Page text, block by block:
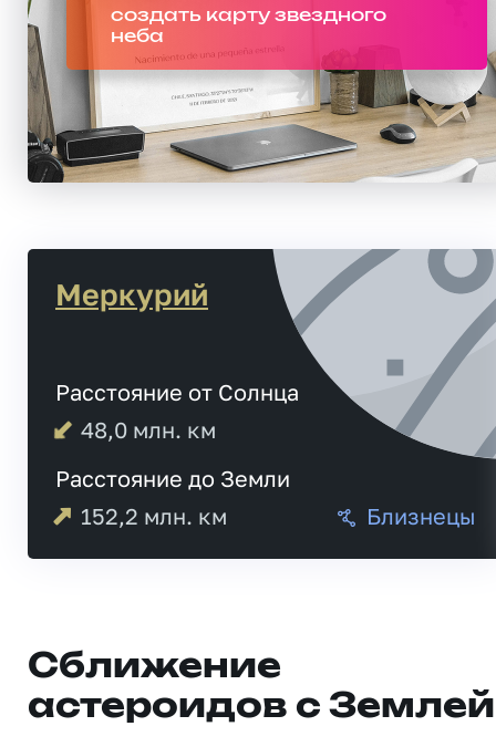
создать карту звездного
неба
Меркурий
Расстояние от Солнца
48,0 млн. км
Расстояние до Земли
152,2 млн. км Близнецы
Сближение
астероидов с Землей